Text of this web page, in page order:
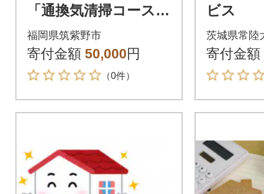
「通換気清掃コース」
(筑紫野市)
福岡県筑紫野市
寄付金額 50,000円
（0件）
ビス
茨城県常陸
寄付金額